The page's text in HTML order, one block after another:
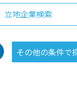
立地企業検索